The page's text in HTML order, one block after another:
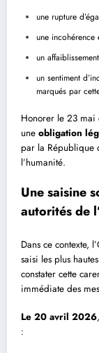
une rupture
une
un
un sentiment
marqués par
Honorer le 23 mai
une obligation
par la République
l’humanité.
Une saisine
autorités de
Dans ce contexte,
saisi les plus
constater cette
immédiate des
Le 20 avril 2026
: